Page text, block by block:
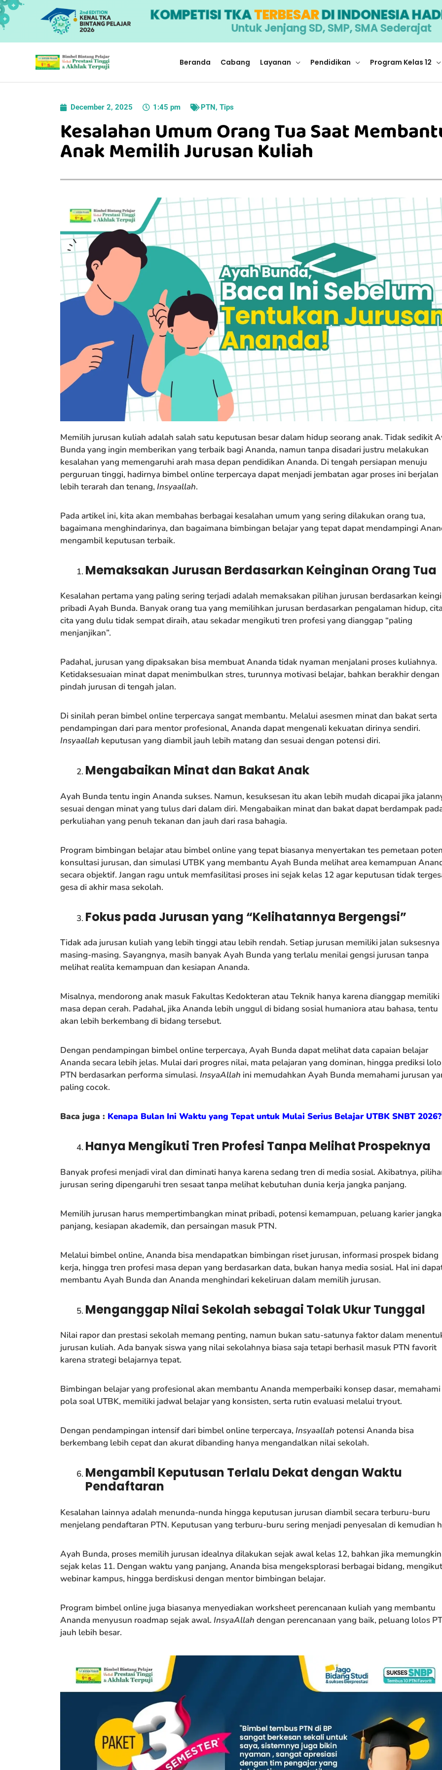
KOMPETISITKATERBESARDI INDONESIA
Untuk Jenjang SD, SMP, SMA Sederajat
Beranda Cabang Layanan Pendidikan Program Kelas 12
December 2, 2025 1:45 pm PTN, Tips
Kesalahan Umum Orang Tua Saat
Anak Memilih Jurusan Kuliah
Memilih jurusan kuliah adalah salah satu keputusan besar dalam hidup seorang anak. Tidak sedikit
Bunda yang ingin memberikan yang terbaik bagi Ananda, namun tanpa disadari justru melakukan
kesalahan yang memengaruhi arah masa depan pendidikan Ananda. Di tengah persiapan menuju
perguruan tinggi, hadirnya bimbel online terpercaya dapat menjadi jembatan agar proses ini berjalan
lebih terarah dan tenang, Insyaallah.
Pada artikel ini, kita akan membahas berbagai kesalahan umum yang sering dilakukan orang tua,
bagaimana menghindarinya, dan bagaimana bimbingan belajar yang tepat dapat mendampingi
mengambil keputusan terbaik.
Memaksakan Jurusan Berdasarkan Keinginan Orang Tua
Kesalahan pertama yang paling sering terjadi adalah memaksakan pilihan jurusan berdasarkan
pribadi Ayah Bunda. Banyak orang tua yang memilihkan jurusan berdasarkan pengalaman hidup,
cita yang dulu tidak sempat diraih, atau sekadar mengikuti tren profesi yang dianggap “paling
menjanjikan”.
Padahal, jurusan yang dipaksakan bisa membuat Ananda tidak nyaman menjalani proses kuliahnya.
Ketidaksesuaian minat dapat menimbulkan stres, turunnya motivasi belajar, bahkan berakhir dengan
pindah jurusan di tengah jalan.
Di sinilah peran bimbel online terpercaya sangat membantu. Melalui asesmen minat dan bakat serta
pendampingan dari para mentor profesional, Ananda dapat mengenali kekuatan dirinya sendiri.
Insyaallah keputusan yang diambil jauh lebih matang dan sesuai dengan potensi diri.
Mengabaikan Minat dan Bakat Anak
Ayah Bunda tentu ingin Ananda sukses. Namun, kesuksesan itu akan lebih mudah dicapai jika
sesuai dengan minat yang tulus dari dalam diri. Mengabaikan minat dan bakat dapat berdampak
perkuliahan yang penuh tekanan dan jauh dari rasa bahagia.
Program bimbingan belajar atau bimbel online yang tepat biasanya menyertakan tes pemetaan
konsultasi jurusan, dan simulasi UTBK yang membantu Ayah Bunda melihat area kemampuan
secara objektif. Jangan ragu untuk memfasilitasi proses ini sejak kelas 12 agar keputusan tidak
gesa di akhir masa sekolah.
Fokus pada Jurusan yang “Kelihatannya Bergengsi”
Tidak ada jurusan kuliah yang lebih tinggi atau lebih rendah. Setiap jurusan memiliki jalan suksesnya
masing-masing. Sayangnya, masih banyak Ayah Bunda yang terlalu menilai gengsi jurusan tanpa
melihat realita kemampuan dan kesiapan Ananda.
Misalnya, mendorong anak masuk Fakultas Kedokteran atau Teknik hanya karena dianggap memiliki
masa depan cerah. Padahal, jika Ananda lebih unggul di bidang sosial humaniora atau bahasa, tentu
akan lebih berkembang di bidang tersebut.
Dengan pendampingan bimbel online terpercaya, Ayah Bunda dapat melihat data capaian belajar
Ananda secara lebih jelas. Mulai dari progres nilai, mata pelajaran yang dominan, hingga prediksi
PTN berdasarkan performa simulasi. InsyaAllah ini memudahkan Ayah Bunda memahami jurusan
paling cocok.
Baca juga : Kenapa Bulan Ini Waktu yang Tepat untuk Mulai Serius Belajar UTBK SNBT 2026?
Hanya Mengikuti Tren Profesi Tanpa Melihat Prospeknya
Banyak profesi menjadi viral dan diminati hanya karena sedang tren di media sosial. Akibatnya,
jurusan sering dipengaruhi tren sesaat tanpa melihat kebutuhan dunia kerja jangka panjang.
Memilih jurusan harus mempertimbangkan minat pribadi, potensi kemampuan, peluang karier jangka
panjang, kesiapan akademik, dan persaingan masuk PTN.
Melalui bimbel online, Ananda bisa mendapatkan bimbingan riset jurusan, informasi prospek bidang
kerja, hingga tren profesi masa depan yang berdasarkan data, bukan hanya media sosial. Hal ini
membantu Ayah Bunda dan Ananda menghindari kekeliruan dalam memilih jurusan.
Menganggap Nilai Sekolah sebagai Tolak Ukur Tunggal
Nilai rapor dan prestasi sekolah memang penting, namun bukan satu-satunya faktor dalam
jurusan kuliah. Ada banyak siswa yang nilai sekolahnya biasa saja tetapi berhasil masuk PTN favorit
karena strategi belajarnya tepat.
Bimbingan belajar yang profesional akan membantu Ananda memperbaiki konsep dasar, memahami
pola soal UTBK, memiliki jadwal belajar yang konsisten, serta rutin evaluasi melalui tryout.
Dengan pendampingan intensif dari bimbel online terpercaya, Insyaallah potensi Ananda bisa
berkembang lebih cepat dan akurat dibanding hanya mengandalkan nilai sekolah.
Mengambil Keputusan Terlalu Dekat dengan Waktu
Pendaftaran
Kesalahan lainnya adalah menunda-nunda hingga keputusan jurusan diambil secara terburu-buru
menjelang pendaftaran PTN. Keputusan yang terburu-buru sering menjadi penyesalan di kemudian
Ayah Bunda, proses memilih jurusan idealnya dilakukan sejak awal kelas 12, bahkan jika
sejak kelas 11. Dengan waktu yang panjang, Ananda bisa mengeksplorasi berbagai bidang,
webinar kampus, hingga berdiskusi dengan mentor bimbingan belajar.
Program bimbel online juga biasanya menyediakan worksheet perencanaan kuliah yang membantu
Ananda menyusun roadmap sejak awal. InsyaAllah dengan perencanaan yang baik, peluang lolos
jauh lebih besar.